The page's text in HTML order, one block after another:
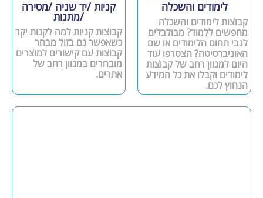
לימודים והשכלה
קבוצות לימודים והשכלה
מחפשים ללמוד? מבולבלים
לגבי תחום הלימודים או שם
האוניברסיטה? הצטרפו עוד
היום למגוון רחב של קבוצות
לימודים וקבלו את כל המידע
הנחוץ לכם.
קניות /יד שניה /מסירה
/מתנות
קבוצות קניות למה לקנות יקר
כשאפשר גם בזול מבחר
קבוצות עם קישורים למוצרים
מובחרים במגוון רחב של
אתרים.